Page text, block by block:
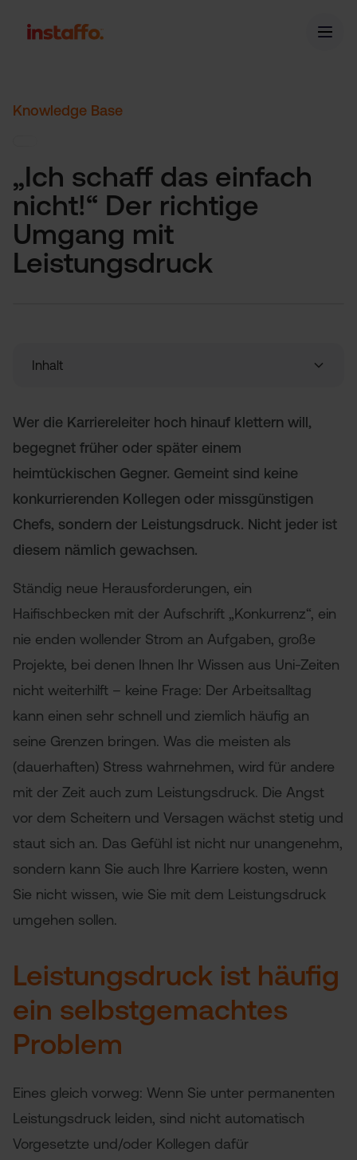
Knowledge Base
„Ich schaff das einfach
nicht!“ Der richtige
Umgang mit
Leistungsdruck
Inhalt
Problem
Strategien gegen den Leistungsdruck am
Wer die Karriereleiter hoch hinauf klettern will,
begegnet früher oder später einem
heimtückischen Gegner. Gemeint sind keine
konkurrierenden Kollegen oder missgünstigen
Chefs, sondern der Leistungsdruck. Nicht jeder ist
diesem nämlich gewachsen.
Ständig neue Herausforderungen, ein
Haifischbecken mit der Aufschrift „Konkurrenz“, ein
nie enden wollender Strom an Aufgaben, große
Projekte, bei denen Ihnen Ihr Wissen aus Uni-Zeiten
nicht weiterhilft – keine Frage: Der Arbeitsalltag
kann einen sehr schnell und ziemlich häufig an
seine Grenzen bringen. Was die meisten als
(dauerhaften) Stress wahrnehmen, wird für andere
mit der Zeit auch zum Leistungsdruck. Die Angst
vor dem Scheitern und Versagen wächst stetig und
staut sich an. Das Gefühl ist nicht nur unangenehm,
sondern kann Sie auch Ihre Karriere kosten, wenn
Sie nicht wissen, wie Sie mit dem Leistungsdruck
umgehen sollen.
Leistungsdruck ist häufig
ein selbstgemachtes
Problem
Eines gleich vorweg: Wenn Sie unter permanenten
Leistungsdruck leiden, sind nicht automatisch
Vorgesetzte und/oder Kollegen dafür